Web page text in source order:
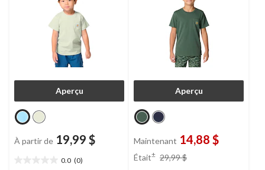
Aperçu
À partir de 19,99 $
0.0 (0)
Aperçu
Maintenant 14,88 $
Était± 29,99 $